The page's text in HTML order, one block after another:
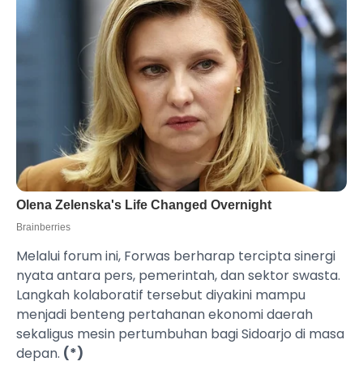
Melalui forum ini, Forwas berharap tercipta sinergi
nyata antara pers, pemerintah, dan sektor swasta.
Langkah kolaboratif tersebut diyakini mampu
menjadi benteng pertahanan ekonomi daerah
sekaligus mesin pertumbuhan bagi Sidoarjo di masa
depan. (*)